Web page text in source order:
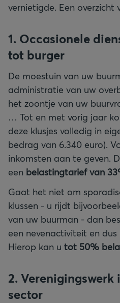
vernietigde. Een overzicht
1. Occasionele
tot burger
De moestuin van uw
administratie van uw
het zoontje van uw
… Tot en met vorig jaar
deze klusjes volledig in
bedrag van 6.340 euro).
inkomsten aan te geven.
een belastingtarief van
Gaat het niet om
klussen - u rijdt
van uw buurman - dan
een nevenactiviteit en
Hierop kan u tot 50%
2.
sector